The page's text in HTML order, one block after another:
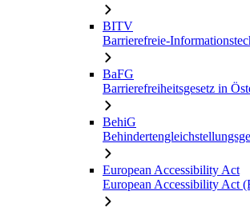
BITV
Barrierefreie-
BaFG
Barrierefreiheitsgesetz in
BehiG
European Accessibility Act
European Accessibility Act